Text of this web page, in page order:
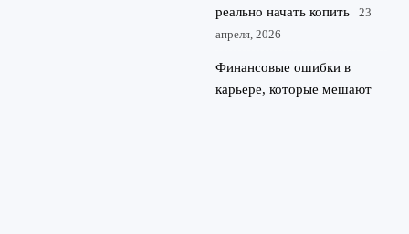
реально начать копить
23
апреля, 2026
Финансовые ошибки в
карьере, которые мешают